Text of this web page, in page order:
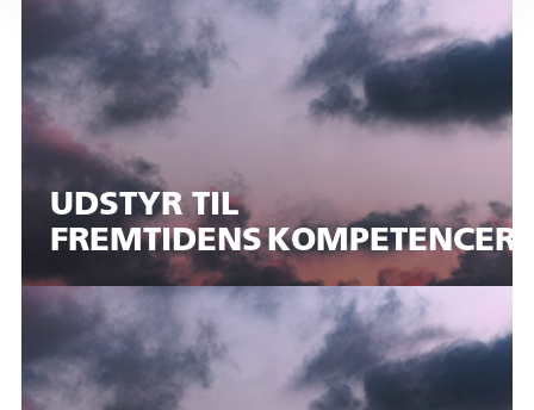
UDSTYR TIL
FREMTIDENS KOMPETENCER